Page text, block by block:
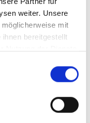
weiter. Unsere
mit
bereitgestellt